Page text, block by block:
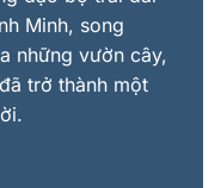
Minh, song
những vườn cây,
trở thành một